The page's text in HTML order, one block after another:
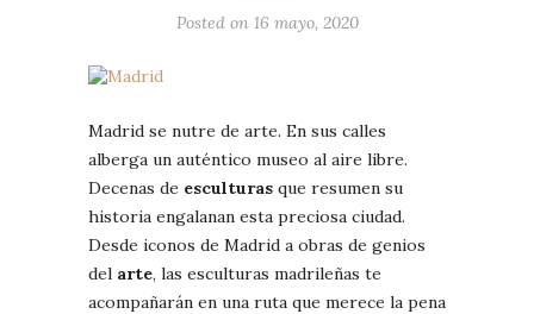
Posted on 16 mayo, 2020
Madrid se nutre de arte. En sus calles
alberga un auténtico museo al aire libre.
Decenas de esculturas que resumen su
historia engalanan esta preciosa ciudad.
Desde iconos de Madrid a obras de genios
del arte, las esculturas madrileñas te
acompañarán en una ruta que merece la pena